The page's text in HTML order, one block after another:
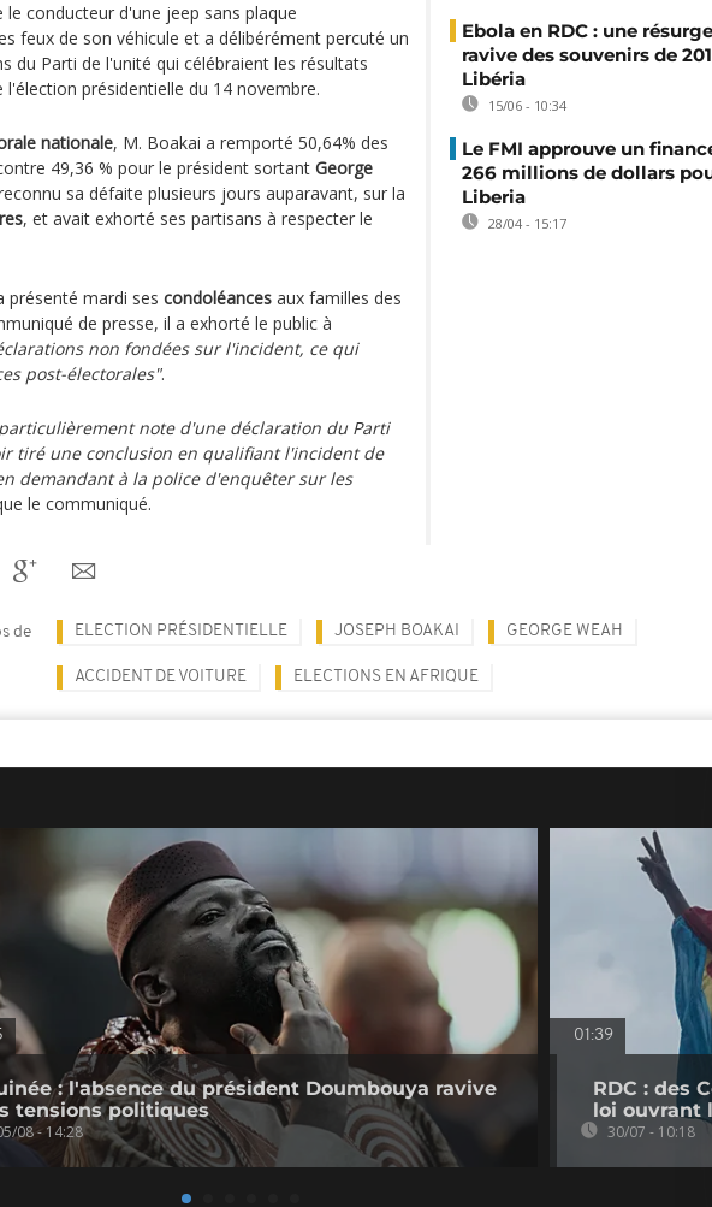
conducteur d'une jeep sans plaque
feux de son véhicule et a délibérément percuté un
du Parti de l'unité qui célébraient les résultats
présidentielle du 14 novembre.
nationale, M. Boakai a remporté 50,64% des
49,36 % pour le président sortant George
sa défaite plusieurs jours auparavant, sur la
, et avait exhorté ses partisans à respecter le
présenté mardi ses condoléances aux familles des
de presse, il a exhorté le public à
non fondées sur l'incident, ce qui
post-électorales".
note d'une déclaration du Parti
tiré une conclusion en qualifiant l'incident de
demandant à la police d'enquêter sur les
le communiqué.
Ebola en RDC : une
ravive des souvenirs de
Libéria
15/06 - 10:34
Le FMI approuve un
266 millions de dollars
Liberia
28/04 - 15:17
de ELECTION PRÉSIDENTIELLE JOSEPH BOAKAI GEORGE WEAH
ACCIDENT DE VOITURE ELECTIONS EN AFRIQUE
: l'absence du président Doumbouya ravive
tensions politiques
08 - 14:28
01:39
RDC : des
loi ouvrant
30/07 - 10:18